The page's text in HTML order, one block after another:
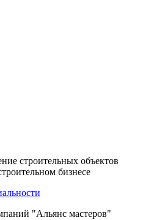
строительных объектов
бизнесе
"Альянс мастеров"